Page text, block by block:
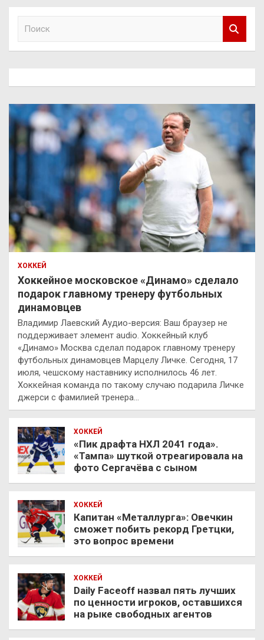
ХОККЕЙ
Хоккейное московское «Динамо» сделало
подарок главному тренеру футбольных
динамовцев
Владимир Лаевский Аудио-версия: Ваш браузер не
поддерживает элемент audio. Хоккейный клуб
«Динамо» Москва сделал подарок главному тренеру
футбольных динамовцев Марцелу Личке. Сегодня, 17
июля, чешскому наставнику исполнилось 46 лет.
Хоккейная команда по такому случаю подарила Личке
джерси с фамилией тренера…
ХОККЕЙ
«Пик драфта НХЛ 2041 года».
«Тампа» шуткой отреагировала на
фото Сергачёва с сыном
ХОККЕЙ
Капитан «Металлурга»: Овечкин
сможет побить рекорд Гретцки,
это вопрос времени
ХОККЕЙ
Daily Faceoff назвал пять лучших
по ценности игроков, оставшихся
на рыке свободных агентов